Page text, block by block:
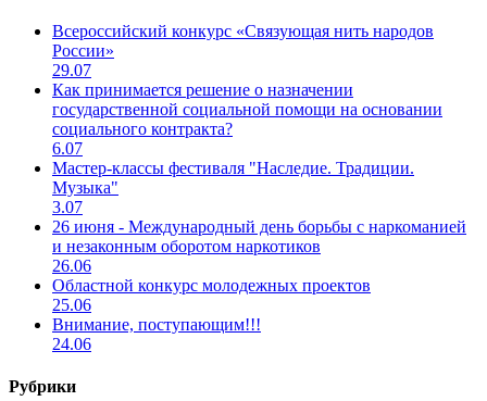
Всероссийский конкурс «Связующая нить народов
России»
29.07
Как принимается решение о назначении
государственной социальной помощи на основании
социального контракта?
6.07
Мастер-классы фестиваля "Наследие. Традиции.
Музыка"
3.07
26 июня - Международный день борьбы с наркоманией
и незаконным оборотом наркотиков
26.06
Областной конкурс молодежных проектов
25.06
Внимание, поступающим!!!
24.06
Рубрики